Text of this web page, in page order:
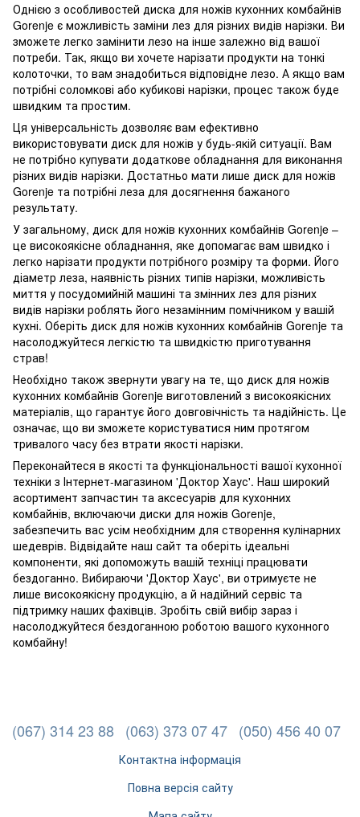
Однією з особливостей диска для ножів кухонних комбайнів
Gorenje є можливість заміни лез для різних видів нарізки. Ви
зможете легко замінити лезо на інше залежно від вашої
потреби. Так, якщо ви хочете нарізати продукти на тонкі
колоточки, то вам знадобиться відповідне лезо. А якщо вам
потрібні соломкові або кубикові нарізки, процес також буде
швидким та простим.
Ця універсальність дозволяє вам ефективно
використовувати диск для ножів у будь-якій ситуації. Вам
не потрібно купувати додаткове обладнання для виконання
різних видів нарізки. Достатньо мати лише диск для ножів
Gorenje та потрібні леза для досягнення бажаного
результату.
У загальному, диск для ножів кухонних комбайнів Gorenje –
це високоякісне обладнання, яке допомагає вам швидко і
легко нарізати продукти потрібного розміру та форми. Його
діаметр леза, наявність різних типів нарізки, можливість
миття у посудомийній машині та змінних лез для різних
видів нарізки роблять його незамінним помічником у вашій
кухні. Оберіть диск для ножів кухонних комбайнів Gorenje та
насолоджуйтеся легкістю та швидкістю приготування
страв!
Необхідно також звернути увагу на те, що диск для ножів
кухонних комбайнів Gorenje виготовлений з високоякісних
матеріалів, що гарантує його довговічність та надійність. Це
означає, що ви зможете користуватися ним протягом
тривалого часу без втрати якості нарізки.
Переконайтеся в якості та функціональності вашої кухонної
техніки з Інтернет-магазином 'Доктор Хаус'. Наш широкий
асортимент запчастин та аксесуарів для кухонних
комбайнів, включаючи диски для ножів Gorenje,
забезпечить вас усім необхідним для створення кулінарних
шедеврів. Відвідайте наш сайт та оберіть ідеальні
компоненти, які допоможуть вашій техніці працювати
бездоганно. Вибираючи 'Доктор Хаус', ви отримуєте не
лише високоякісну продукцію, а й надійний сервіс та
підтримку наших фахівців. Зробіть свій вибір зараз і
насолоджуйтеся бездоганною роботою вашого кухонного
комбайну!
(067) 314 23 88 (063) 373 07 47 (050) 456 40 07
Контактна інформація
Повна версія сайту